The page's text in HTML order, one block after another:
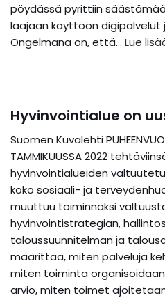
pöydässä pyrittiin
laajaan käyttöön digipalvelut
Ongelmana on, että… Lue
Hyvinvointialue on
Suomen Kuvalehti
TAMMIKUUSSA 2022
hyvinvointialueiden
koko sosiaali- ja
muuttuu toiminnaksi
hyvinvointistrategian,
taloussuunnitelman ja
määrittää, miten palveluja
miten toiminta
arvio, miten toimet